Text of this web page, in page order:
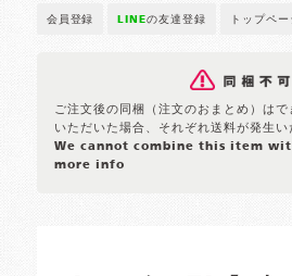
会員登録 LINEの友達登録 トップペ
ご注文後の同梱（注文のおまとめ）は
いただいた場合、それぞれ送料が発生い
We cannot combine this item
more info